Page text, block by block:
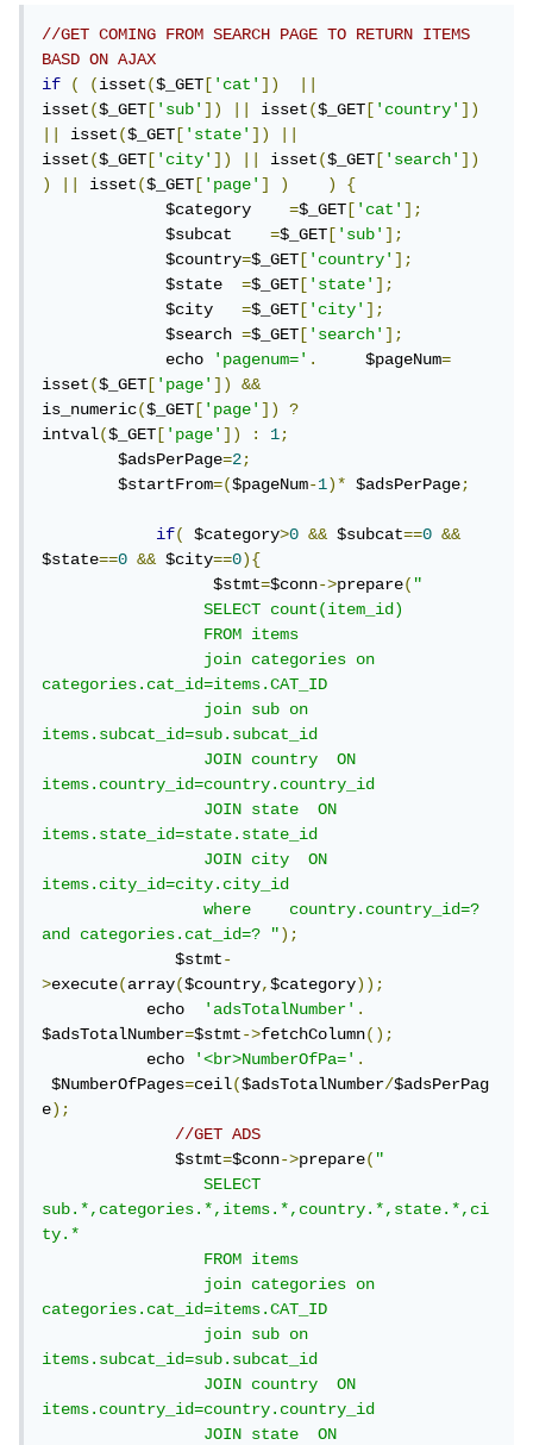
//GET COMING FROM SEARCH PAGE TO RETURN ITEMS
BASD ON AJAX
if
( (isset($_GET['cat'])
||
isset($_GET['sub']) || isset($_GET['country'])
||
isset($_GET['state'])
||
isset($_GET['city']) || isset($_GET['search'])
)
|| isset($_GET['page'] ) )
{
$category =$_GET['cat'];
$subcat =$_GET['sub'];
$country=$_GET['country'];
$state =$_GET['state'];
$city =$_GET['city'];
$search =$_GET['search'];
echo 'pagenum='. $pageNum=
isset($_GET['page'])
&&
is_numeric($_GET['page'])
?
intval($_GET['page']) : 1;
$adsPerPage=2;
$startFrom=($pageNum-1)* $adsPerPage;
if( $category>0 && $subcat==0
&&
$state==0 && $city==0){
$stmt=$conn->prepare("
SELECT count(item_id)
FROM items
join categories on
categories.cat_id=items.CAT_ID
join sub on
items.subcat_id=sub.subcat_id
JOIN country  ON
items.country_id=country.country_id
JOIN state  ON
items.state_id=state.state_id
JOIN city  ON
items.city_id=city.city_id
where    country.country_id=?
and categories.cat_id=? ");
$stmt-
>execute(array($country,$category));
echo 'adsTotalNumber'.
$adsTotalNumber=$stmt->fetchColumn();
echo '<br>NumberOfPa='.
$NumberOfPages=ceil($adsTotalNumber/$adsPerPag
e);
//GET ADS
$stmt=$conn->prepare("
SELECT
sub.*,categories.*,items.*,country.*,state.*,ci
ty.*
FROM items
join categories on
categories.cat_id=items.CAT_ID
join sub on
items.subcat_id=sub.subcat_id
JOIN country  ON
items.country_id=country.country_id
JOIN state  ON